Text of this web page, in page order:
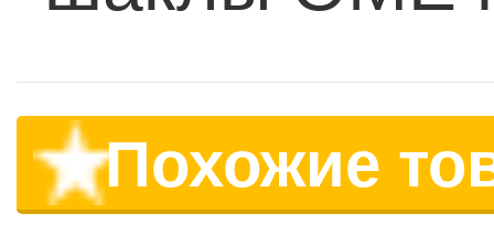
Похожие